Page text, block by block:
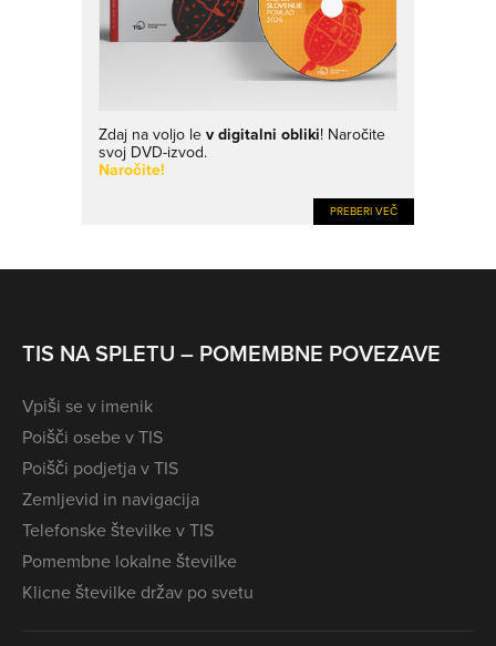
Zdaj na voljo lev digitalni obliki! Naročite
svoj DVD-izvod.
Naročite!
PREBERI VEČ
TIS NA SPLETU – POMEMBNE POVEZAVE
Vpiši se v imenik
Poišči osebe v TIS
Poišči podjetja v TIS
Zemljevid in navigacija
Telefonske številke v TIS
Pomembne lokalne številke
Klicne številke držav po svetu